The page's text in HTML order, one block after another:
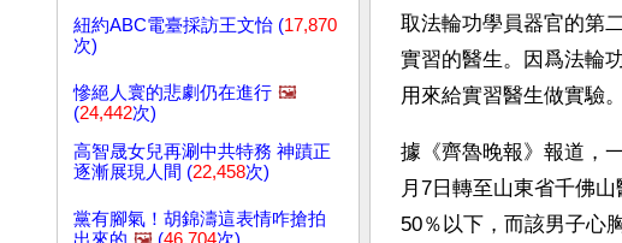
紐約ABC電臺採訪王文怡 (17,870
次)
慘絕人寰的悲劇仍在進行 🖼️
(24,442次)
高智晟女兒再涮中共特務 神蹟正
逐漸展現人間 (22,458次)
黨有腳氣！胡錦濤這表情咋搶拍
取法輪功學員器官的第
實習的醫生。因爲法輪
用來給實習醫生做實驗。
據《齊魯晚報》報道，
月7日轉至山東省千佛
50％以下，而該男子心